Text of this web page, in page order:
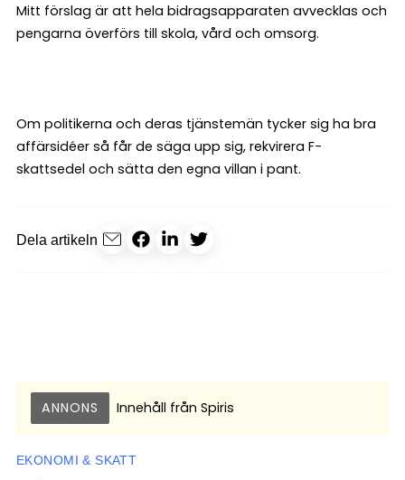
Mitt förslag är att hela bidragsapparaten avvecklas och
pengarna överförs till skola, vård och omsorg.
Om politikerna och deras tjänstemän tycker sig ha bra
affärsidéer så får de säga upp sig, rekvirera F-
skattsedel och sätta den egna villan i pant.
Dela artikeln
ANNONS Innehåll från Spiris
EKONOMI & SKATT